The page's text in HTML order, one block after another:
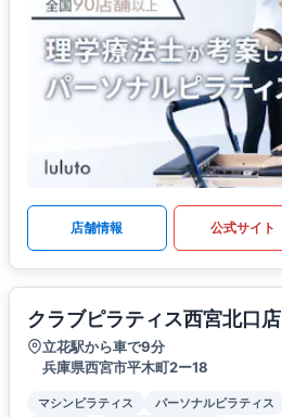
店舗情報 公式サイト
クラブピラティス西宮北口店
立花駅から車で9分
兵庫県西宮市平木町2ー18
マシンピラティス パーソナルピラティス